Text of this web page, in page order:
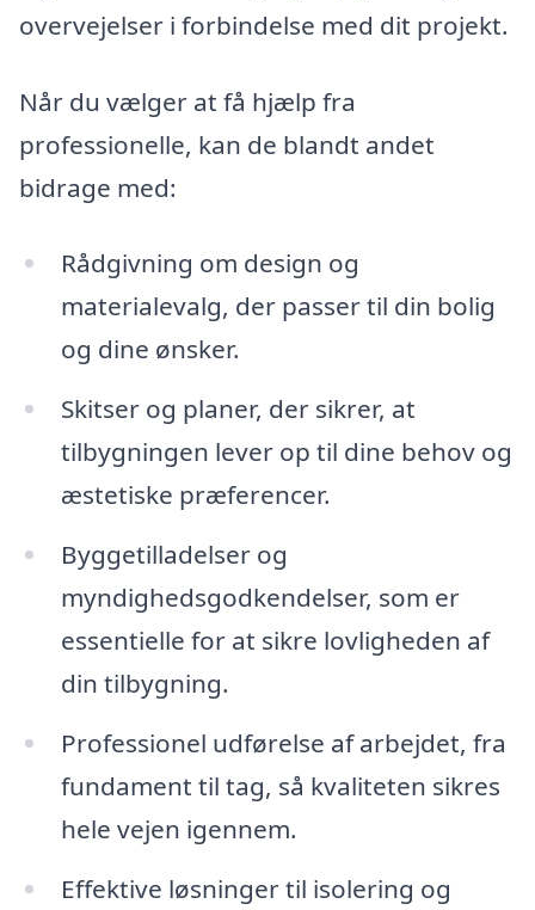
overvejelser i forbindelse med dit projekt.
Når du vælger at få hjælp fra
professionelle, kan de blandt andet
bidrage med:
Rådgivning om design og
materialevalg, der passer til din bolig
og dine ønsker.
Skitser og planer, der sikrer, at
tilbygningen lever op til dine behov og
æstetiske præferencer.
Byggetilladelser og
myndighedsgodkendelser, som er
essentielle for at sikre lovligheden af
din tilbygning.
Professionel udførelse af arbejdet, fra
fundament til tag, så kvaliteten sikres
hele vejen igennem.
Effektive løsninger til isolering og